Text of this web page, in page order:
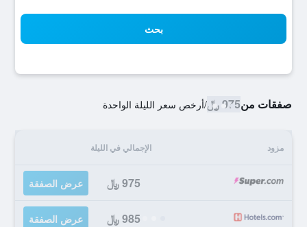
بحث
صفقات من975 ﷼ /أرخص سعر الليلة الواحدة
مزود الإجمالي في الليلة
975 ﷼ عرض الصفقة
985 ﷼ عرض الصفقة